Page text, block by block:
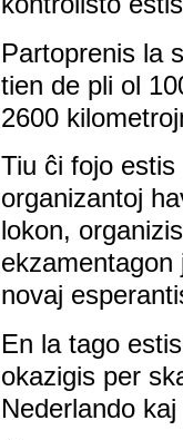
Partoprenis la
tien de pli ol
2600
Tiu ĉi fojo
organizantoj
lokon,
novaj
En la tago
okazigis per
Nederlando